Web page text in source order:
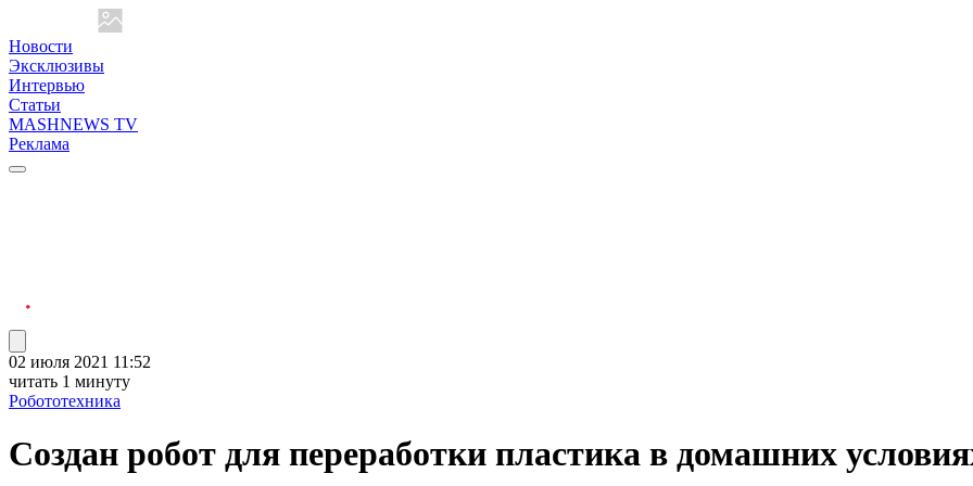
Новости
Эксклюзивы
Интервью
Статьи
MASHNEWS TV
Реклама
02 июля 2021 11:52
читать 1 минуту
Робототехника
Создан робот для переработки пластика в домашних